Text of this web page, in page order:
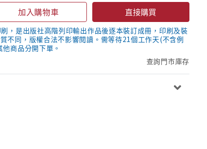
加入購物車 直接購買
，是出版社高階列印輸出作品後逐本裝訂成冊，印刷及裝
不同，版權合法不影響閱讀。需等待21個工作天(不含例
商品分開下單。
查詢門市庫存